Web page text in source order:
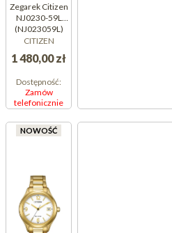
Zegarek Citizen
NJ0230-59L
(NJ023059L)
CITIZEN
1 480,00 zł
Dostępność:
Zamów
telefonicznie
NOWOŚĆ